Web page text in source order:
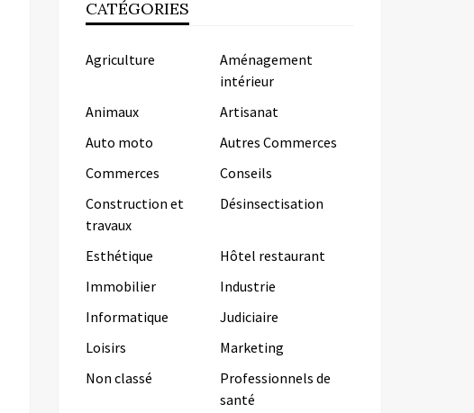
CATÉGORIES
Agriculture
Aménagement
intérieur
Animaux
Artisanat
Auto moto
Autres Commerces
Commerces
Conseils
Construction et
travaux
Désinsectisation
Esthétique
Hôtel restaurant
Immobilier
Industrie
Informatique
Judiciaire
Loisirs
Marketing
Non classé
Professionnels de
santé